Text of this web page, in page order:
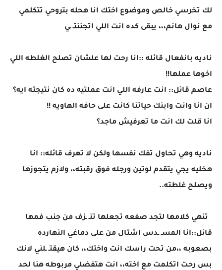
لك تخرسي خالص وموضوع اختك انا هحله بتروحي تتكلمي
مع نوال هانم،،، يبقى كده انت اللي اتجننتـ ـي
ناديه بانفعال قائله ::انا رحت لها علشان تصلح الغلطه اللي
اخوها عملها!!
عاصم قائل:: انت عارفه اللي انت عملتيه ده كان نتيجته ايه؟
ان انا وانت وابنك حياتنا كانت على حافه الهاويه !!
انا قلت لك انت ما تعرفيش ماجد؟
ناديه وهي تحاول تفك نفسها ولكن لا تعرف قائله:: انا
هخليه يجي يتقدم لوتين ورجله فوق رقبته،، ولازم يتجوزها
ويصلح غلطته..
تنهي كلامها لتجد صفعه تجعلها تنـ ـزف من جنب فمها
قائل::انا المسـ ـدس اشتال من على دماغي النهارده
بصعوبه ،،من تحت راسك انت واختك،، كان هيقتـ ـلني لانك
بس رحت اتكلمت مع اخته،، انت هتفضلي مربوطه هنا لحد